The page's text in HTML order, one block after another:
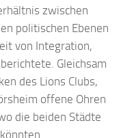
zwischen
politischen Ebenen
von Integration,
Gleichsam
des Lions Clubs,
offene Ohren
die beiden Städte